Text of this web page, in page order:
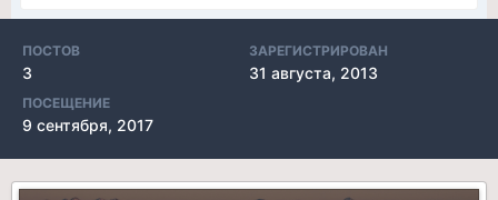
ПОСТОВ
3
ЗАРЕГИСТРИРОВАН
31 августа, 2013
ПОСЕЩЕНИЕ
9 сентября, 2017